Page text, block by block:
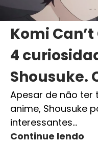
Komi
4
Shousuke.
Apesar de não ter
anime, Shousuke
interessantes…
Continue lendo